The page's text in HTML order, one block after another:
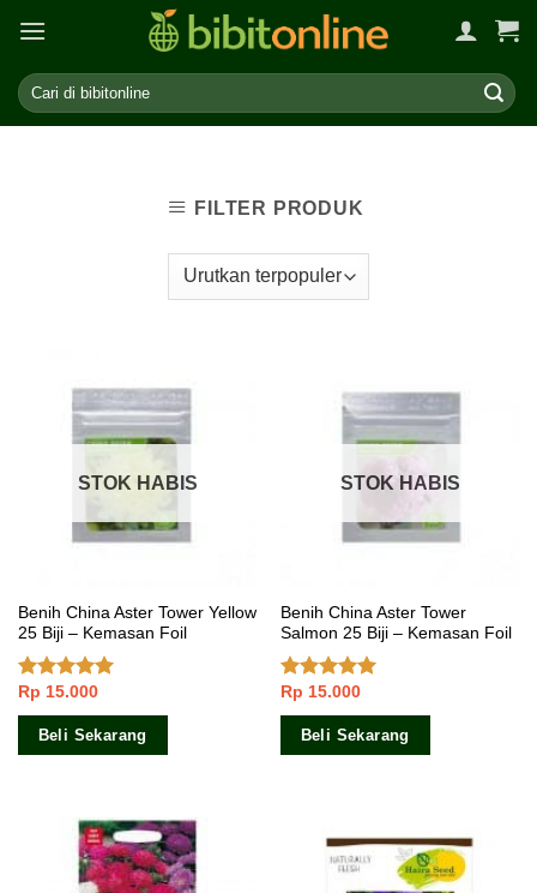
content
FILTER PRODUK
STOK HABIS
Benih China Aster Tower Yellow
25 Biji – Kemasan Foil
Dinilai4.75
dari 5
Rp 15.000
Beli Sekarang
STOK HABIS
Benih China Aster Tower
Salmon 25 Biji – Kemasan Foil
Dinilai5.00
dari 5
Rp 15.000
Beli Sekarang